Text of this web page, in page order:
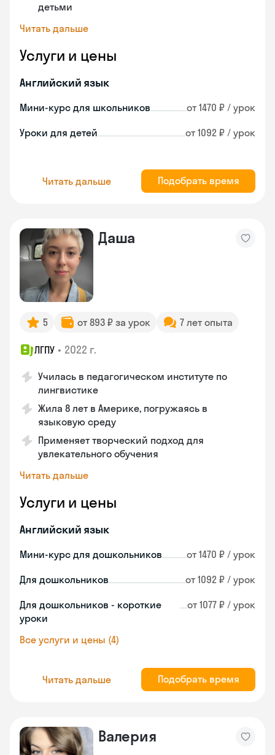
детьми
Читать дальше
Услуги и цены
Английский язык
Мини-курс для школьников от 1470 ₽ / урок
Уроки для детей от 1092 ₽ / урок
Читать дальше Подобрать время
Даша
5 от 893 ₽ за урок 7 лет опыта
ЛГПУ • 2022 г.
Училась в педагогическом институте по
лингвистике
Жила 8 лет в Америке, погружаясь в
языковую среду
Применяет творческий подход для
увлекательного обучения
Читать дальше
Услуги и цены
Английский язык
Мини-курс для дошкольников от 1470 ₽ / урок
Для дошкольников от 1092 ₽ / урок
Для дошкольников - короткие
уроки
от 1077 ₽ / урок
Все услуги и цены (4)
Читать дальше Подобрать время
Валерия